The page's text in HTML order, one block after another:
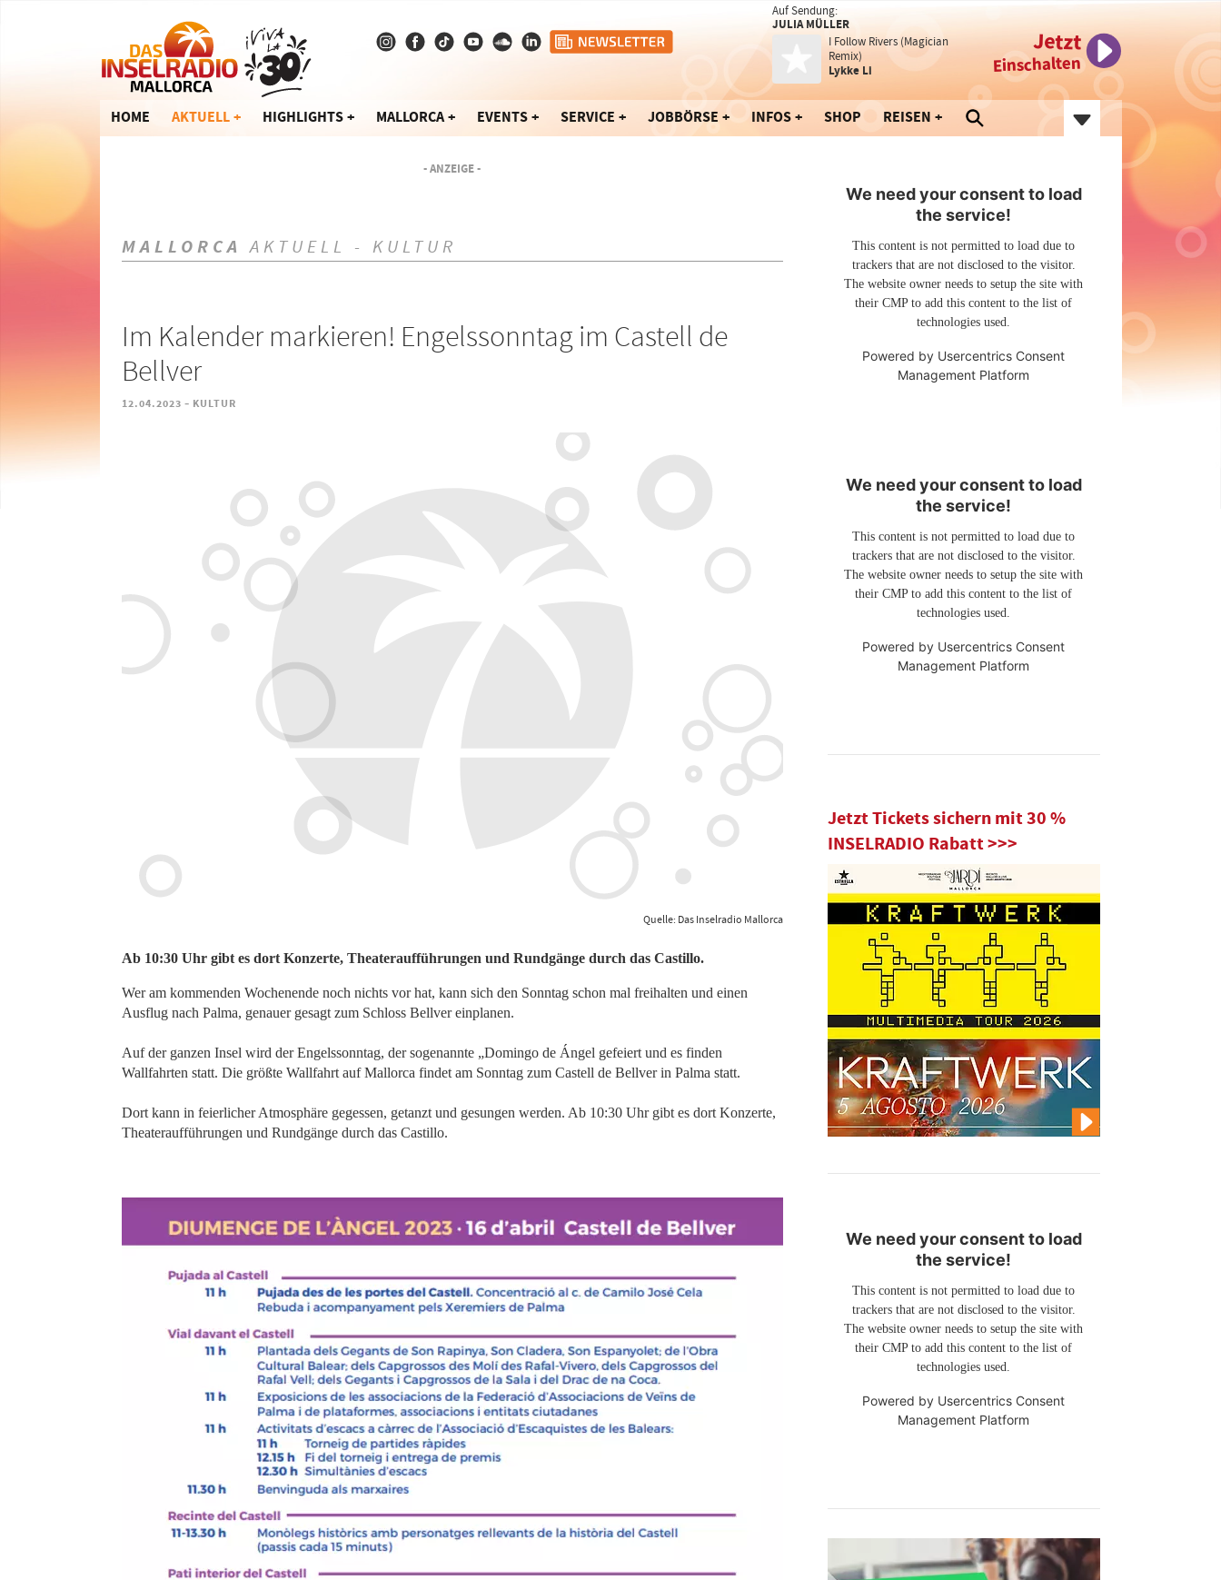
Auf Sendung:
JULIA MÜLLER
I Follow Rivers (Magician
Remix)
Lykke Li
Jetzt
Einschalten
HOME AKTUELL HIGHLIGHTS MALLORCA EVENTS SERVICE JOBBÖRSE INFOS SHOP REISEN
- ANZEIGE -
MALLORCA AKTUELL - KULTUR
Im Kalender markieren! Engelssonntag im Castell de
Bellver
12.04.2023 - KULTUR
Quelle: Das Inselradio Mallorca
Ab 10:30 Uhr gibt es dort Konzerte, Theateraufführungen und Rundgänge durch das Castillo.
Wer am kommenden Wochenende noch nichts vor hat, kann sich den Sonntag schon mal freihalten und einen
Ausflug nach Palma, genauer gesagt zum Schloss Bellver einplanen.
Auf der ganzen Insel wird der Engelssonntag, der sogenannte „Domingo de Ángel gefeiert und es finden
Wallfahrten statt. Die größte Wallfahrt auf Mallorca findet am Sonntag zum Castell de Bellver in Palma statt.
Dort kann in feierlicher Atmosphäre gegessen, getanzt und gesungen werden. Ab 10:30 Uhr gibt es dort Konzerte,
Theateraufführungen und Rundgänge durch das Castillo.
We need your consent to load
the service!
This content is not permitted to load due to
trackers that are not disclosed to the visitor.
The website owner needs to setup the site with
their CMP to add this content to the list of
technologies used.
Powered by Usercentrics Consent
Management Platform
We need your consent to load
the service!
This content is not permitted to load due to
trackers that are not disclosed to the visitor.
The website owner needs to setup the site with
their CMP to add this content to the list of
technologies used.
Powered by Usercentrics Consent
Management Platform
Jetzt Tickets sichern mit 30 %
INSELRADIO Rabatt >>>
We need your consent to load
the service!
This content is not permitted to load due to
trackers that are not disclosed to the visitor.
The website owner needs to setup the site with
their CMP to add this content to the list of
technologies used.
Powered by Usercentrics Consent
Management Platform